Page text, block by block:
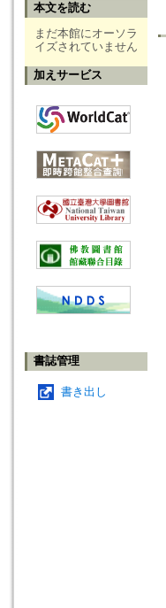
本文を読む
まだ本館にオーソラ
イズされていません
加えサービス
書誌管理
書き出し